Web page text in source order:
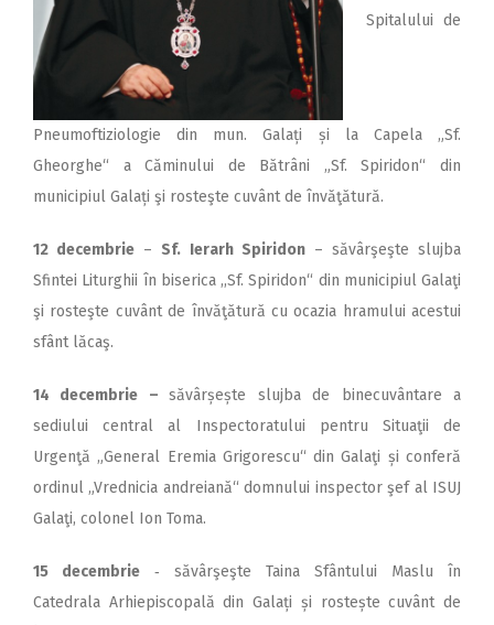
Spitalului de
Pneumoftiziologie din mun. Galați și la Capela „Sf.
Gheorghe“ a Căminului de Bătrâni „Sf. Spiridon“ din
municipiul Galați şi rosteşte cuvânt de învăţătură.
12 decembrie – Sf. Ierarh Spiridon– săvârşeşte slujba
Sfintei Liturghii în biserica ,,Sf. Spiridon“ din municipiul Galaţi
şi rosteşte cuvânt de învăţătură cu ocazia hramului acestui
sfânt lăcaş.
14 decembrie –săvârșește slujba de binecuvântare a
sediului central al Inspectoratului pentru Situaţii de
Urgenţă „General Eremia Grigorescu“ din Galaţi și conferă
ordinul „Vrednicia andreiană“ domnului inspector şef al ISUJ
Galaţi, colonel Ion Toma.
15 decembrie ‑ săvârşeşte Taina Sfântului Maslu în
Catedrala Arhiepiscopală din Galați și rostește cuvânt de